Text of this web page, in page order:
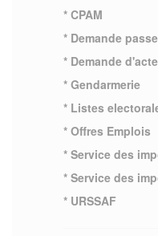
* CPAM
* Demande
* Demande
* Gendarmerie
* Listes
* Offres Emplois
* Service des
* Service des
* URSSAF